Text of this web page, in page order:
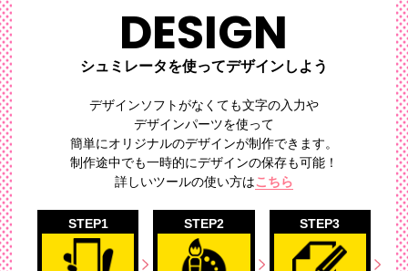
DESIGN
シュミレータを使ってデザインしよう
デザインソフトがなくても文字の入力や
デザインパーツを使って
簡単にオリジナルのデザインが制作できます。
制作途中でも一時的にデザインの保存も可能！
詳しいツールの使い方はこちら
STEP1 STEP2 STEP3